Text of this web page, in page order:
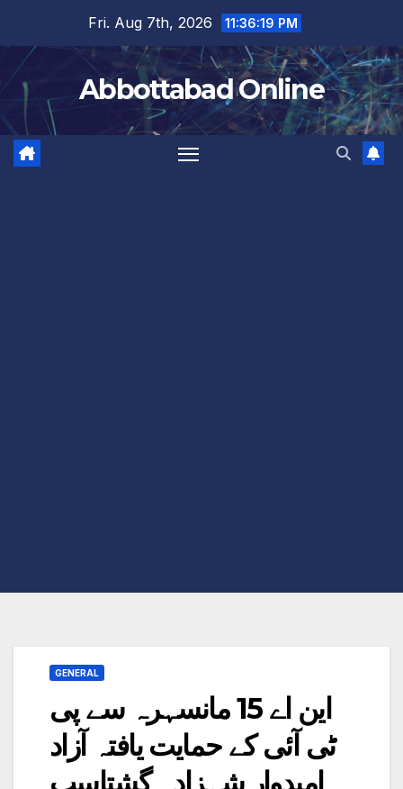
content
Fri. Aug 7th, 2026 11:36:19 PM
Abbottabad Online
GENERAL
این اے 15 مانسہرہ سے پی
ٹی آئی کے حمایت یافتہ آزاد